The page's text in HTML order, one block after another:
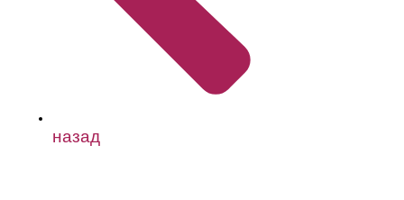
назад